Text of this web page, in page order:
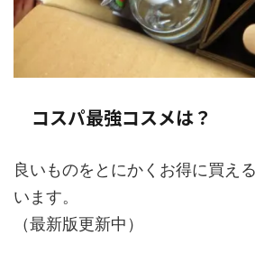
コスパ最強コスメは？
良いものをとにかくお得に買え
います。
（最新版更新中）